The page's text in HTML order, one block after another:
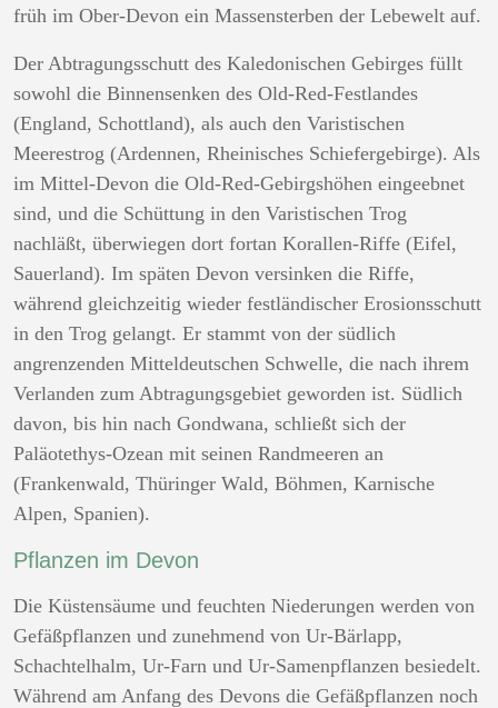
früh im Ober-Devon ein Massensterben der Lebewelt auf.
Der Abtragungsschutt des Kaledonischen Gebirges füllt
sowohl die Binnensenken des Old-Red-Festlandes
(England, Schottland), als auch den Varistischen
Meerestrog (Ardennen, Rheinisches Schiefergebirge). Als
im Mittel-Devon die Old-Red-Gebirgshöhen eingeebnet
sind, und die Schüttung in den Varistischen Trog
nachläßt, überwiegen dort fortan Korallen-Riffe (Eifel,
Sauerland). Im späten Devon versinken die Riffe,
während gleichzeitig wieder festländischer Erosionsschutt
in den Trog gelangt. Er stammt von der südlich
angrenzenden Mitteldeutschen Schwelle, die nach ihrem
Verlanden zum Abtragungsgebiet geworden ist. Südlich
davon, bis hin nach Gondwana, schließt sich der
Paläotethys-Ozean mit seinen Randmeeren an
(Frankenwald, Thüringer Wald, Böhmen, Karnische
Alpen, Spanien).
Pflanzen im Devon
Die Küstensäume und feuchten Niederungen werden von
Gefäßpflanzen und zunehmend von Ur-Bärlapp,
Schachtelhalm, Ur-Farn und Ur-Samenpflanzen besiedelt.
Während am Anfang des Devons die Gefäßpflanzen noch